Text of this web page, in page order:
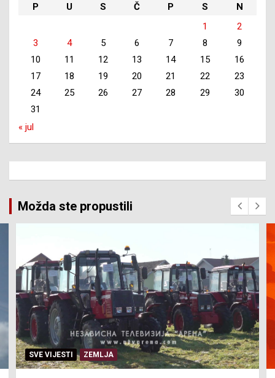
P
U S Č P S
N
1
2
3
4 5 6 7 8
9
10
11 12 13 14 15
16
17
18 19 20 21 22
23
24
25 26 27 28 29
30
31
« jul
Možda ste propustili
SVE VIJESTI ZEMLJA